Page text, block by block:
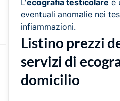
L'ecografia testicolare è
eventuali anomalie nei
infiammazioni.
Listino prezzi
servizi di
domicilio